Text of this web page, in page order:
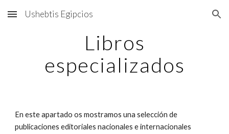
Skip to main content Skip to navigation
Ushebtis Egipcios
Libros
especializados
En este apartado os mostramos una selección de
publicaciones editoriales nacionales e internacionales